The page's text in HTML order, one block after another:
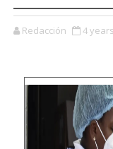
Redacción 4